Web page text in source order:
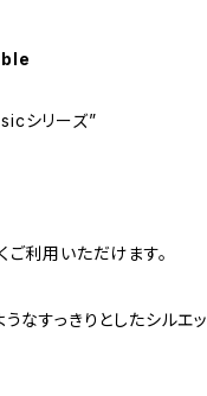
シリーズ”
利用いただけます。
なすっきりとしたシルエッ